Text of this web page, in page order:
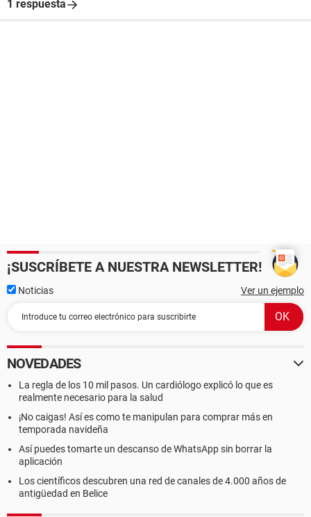
1 respuesta
¡SUSCRÍBETE A NUESTRA NEWSLETTER!
Noticias Ver un ejemplo
NOVEDADES
La regla de los 10 mil pasos. Un cardiólogo explicó lo que es
realmente necesario para la salud
¡No caigas! Así es como te manipulan para comprar más en
temporada navideña
Así puedes tomarte un descanso de WhatsApp sin borrar la
aplicación
Los científicos descubren una red de canales de 4.000 años de
antigüedad en Belice